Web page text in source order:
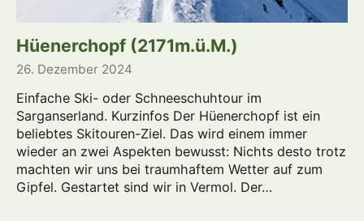
Hüenerchopf (2171m.ü.M.)
26. Dezember 2024
Einfache Ski- oder Schneeschuhtour im
Sarganserland. Kurzinfos Der Hüenerchopf ist ein
beliebtes Skitouren-Ziel. Das wird einem immer
wieder an zwei Aspekten bewusst: Nichts desto trotz
machten wir uns bei traumhaftem Wetter auf zum
Gipfel. Gestartet sind wir in Vermol. Der…